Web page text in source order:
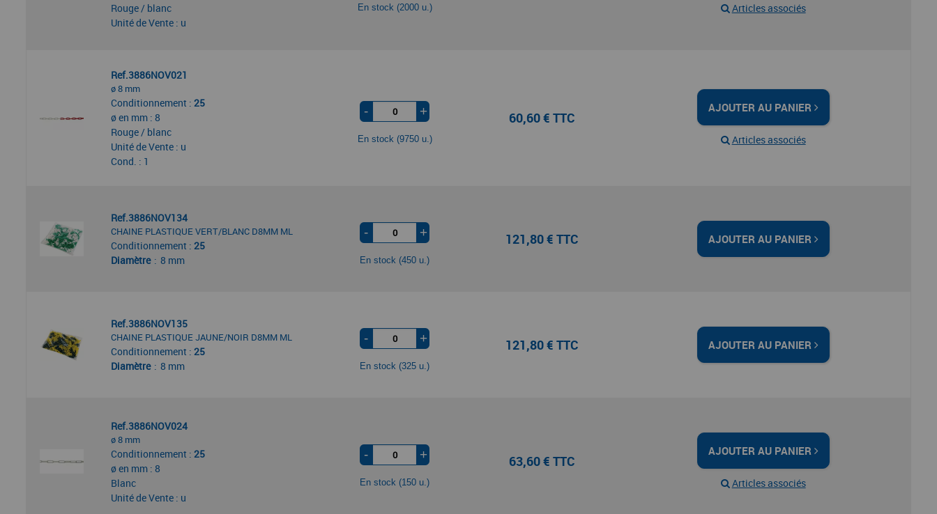
Rouge / blanc
Unité de Vente : u
En stock (2000 u.) Articles associés
Ref.3886NOV021
ø 8 mm
Conditionnement : 25
ø en mm : 8
Rouge / blanc
Unité de Vente : u
Cond. : 1
- +
En stock (9750 u.)
60,60 € TTC
AJOUTER AU PANIER
Articles associés
Ref.3886NOV134
CHAINE PLASTIQUE VERT/BLANC D8MM ML
Conditionnement : 25
Diamètre
8 mm
- +
En stock (450 u.)
121,80 € TTC AJOUTER AU PANIER
Ref.3886NOV135
CHAINE PLASTIQUE JAUNE/NOIR D8MM ML
Conditionnement : 25
Diamètre
8 mm
- +
En stock (325 u.)
121,80 € TTC AJOUTER AU PANIER
Ref.3886NOV024
ø 8 mm
Conditionnement : 25
ø en mm : 8
Blanc
Unité de Vente : u
- +
En stock (150 u.)
63,60 € TTC
AJOUTER AU PANIER
Articles associés